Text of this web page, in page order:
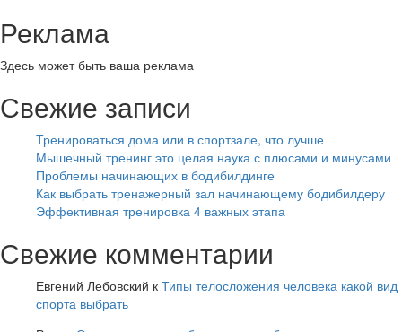
Реклама
Здесь может быть ваша реклама
Свежие записи
Тренироваться дома или в спортзале, что лучше
Мышечный тренинг это целая наука с плюсами и минусами
Проблемы начинающих в бодибилдинге
Как выбрать тренажерный зал начинающему бодибилдеру
Эффективная тренировка 4 важных этапа
Свежие комментарии
Евгений Лебовский к Типы телосложения человека какой вид
спорта выбрать